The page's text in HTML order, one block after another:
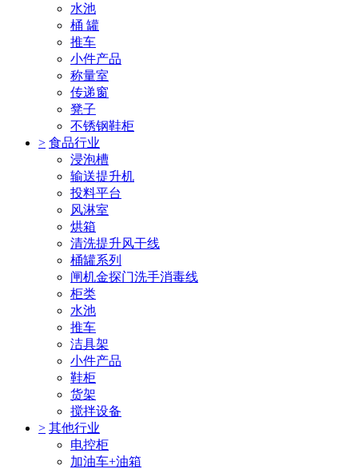
水池
桶 罐
推车
小件产品
称量室
传递窗
凳子
不锈钢鞋柜
> 食品行业
浸泡槽
输送提升机
投料平台
风淋室
烘箱
清洗提升风干线
桶罐系列
闸机金探门洗手消毒线
柜类
水池
推车
洁具架
小件产品
鞋柜
货架
搅拌设备
> 其他行业
电控柜
加油车+油箱